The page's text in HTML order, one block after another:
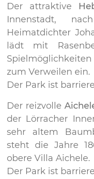
Der attraktive
Innenstadt,
Heimatdichter
lädt mit
zum Verweilen ein.
Der Park ist
Der reizvolle
der Lörracher
sehr altem
steht die Jahre
obere Villa Aichele.
Der Park ist